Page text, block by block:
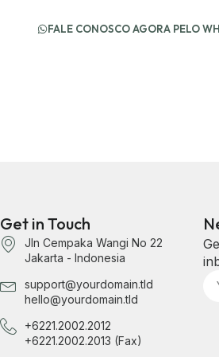
FALE CONOSCO AGORA PELO
Get in Touch
Jln Cempaka Wangi No 22
Jakarta - Indonesia
support@yourdomain.tld
hello@yourdomain.tld
+6221.2002.2012
+6221.2002.2013 (Fax)